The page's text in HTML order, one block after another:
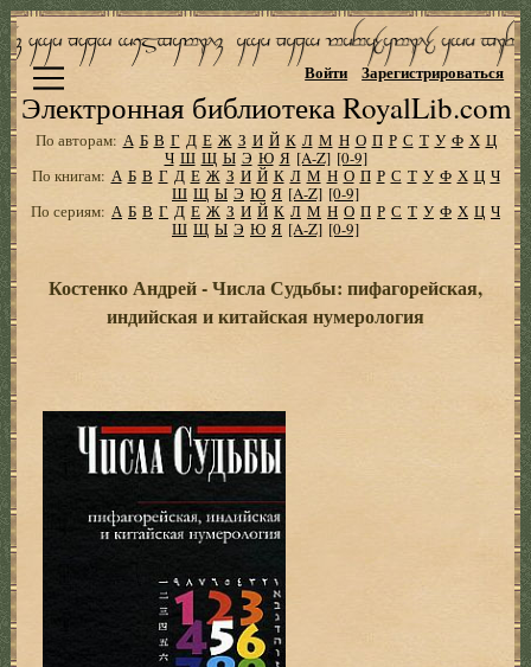
Электронная библиотека RoyalLib.com
Войти Зарегистрироваться
По авторам: А Б В Г Д Е Ж З И Й К Л М Н О П Р С Т У Ф Х Ц
Ч Ш Щ Ы Э Ю Я [A-Z] [0-9]
По книгам: А Б В Г Д Е Ж З И Й К Л М Н О П Р С Т У Ф Х Ц Ч
Ш Щ Ы Э Ю Я [A-Z] [0-9]
По сериям: А Б В Г Д Е Ж З И Й К Л М Н О П Р С Т У Ф Х Ц Ч
Ш Щ Ы Э Ю Я [A-Z] [0-9]
Костенко Андрей - Числа Судьбы: пифагорейская,
индийская и китайская нумерология